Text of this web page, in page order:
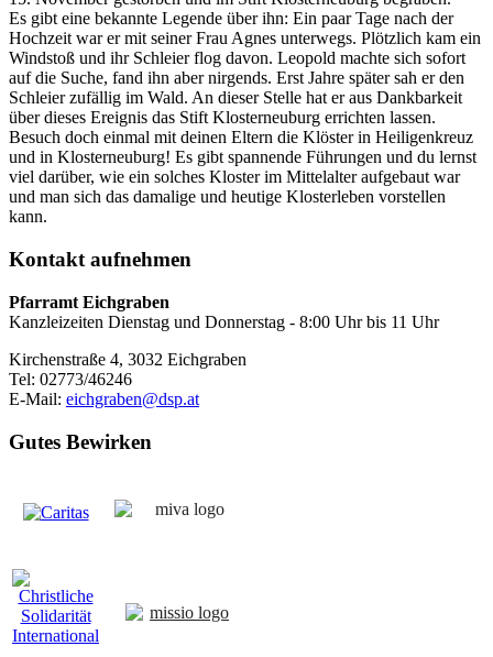
Es gibt eine bekannte Legende über ihn: Ein paar Tage nach der
Hochzeit war er mit seiner Frau Agnes unterwegs. Plötzlich kam ein
Windstoß und ihr Schleier flog davon. Leopold machte sich sofort
auf die Suche, fand ihn aber nirgends. Erst Jahre später sah er den
Schleier zufällig im Wald. An dieser Stelle hat er aus Dankbarkeit
über dieses Ereignis das Stift Klosterneuburg errichten lassen.
Besuch doch einmal mit deinen Eltern die Klöster in Heiligenkreuz
und in Klosterneuburg! Es gibt spannende Führungen und du lernst
viel darüber, wie ein solches Kloster im Mittelalter aufgebaut war
und man sich das damalige und heutige Klosterleben vorstellen
kann.
Kontakt aufnehmen
Pfarramt Eichgraben
Kanzleizeiten Dienstag und Donnerstag - 8:00 Uhr bis 11 Uhr
Kirchenstraße 4, 3032 Eichgraben
Tel: 02773/46246
E-Mail: eichgraben@dsp.at
Gutes Bewirken